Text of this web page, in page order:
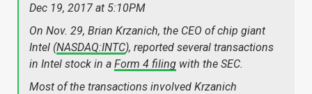
Dec 19, 2017 at 5:10PM
On Nov. 29, Brian Krzanich, the CEO of chip giant
Intel (NASDAQ:INTC), reported several transactions
in Intel stock in a Form 4 filing with the SEC.
Most of the transactions involved Krzanich